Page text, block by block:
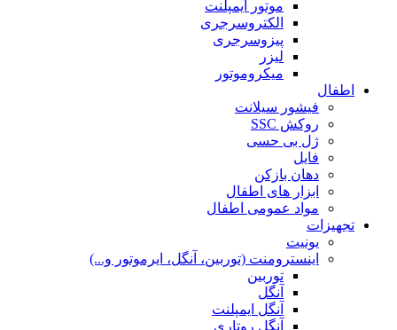
موتور ایمپلنت
الکتروسرجری
پیزوسرجری
لیزر
میکروموتور
اطفال
فیشور سیلانت
روکش SSC
ژل بی حسی
فایل
دهان بازکن
ابزار های اطفال
مواد عمومی اطفال
تجهیزات
یونیت
اینسترومنت (توربین، آنگل، ایرموتور و...)
توربین
آنگل
آنگل ایمپلنت
آنگل روتاری